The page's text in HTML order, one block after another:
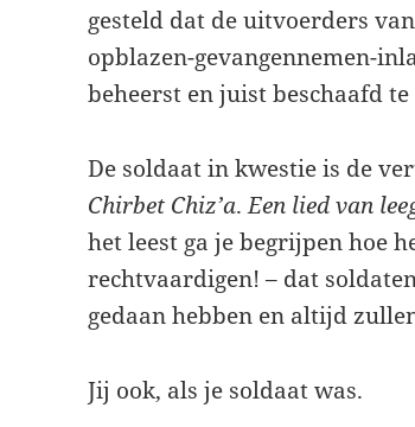
gesteld dat de uitvoerders
opblazen-gevangennemen-
beheerst en juist beschaafd te
De soldaat in kwestie is de
Chirbet Chiz’a.Een lied van
het leest ga je begrijpen hoe
rechtvaardigen! – dat
gedaan hebben en altijd
Jij ook, als je soldaat was.